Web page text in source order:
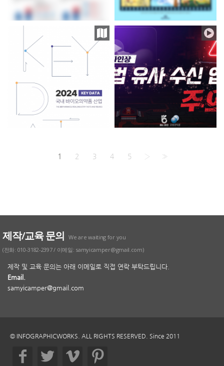
1 2 3 4 5 › »
제작/교육 문의
We are waiting for you
(전화: 010-3182-2397 / 이메일: samyicamper@gmail.com)
제작 및 교육 문의는 아래 이메일로 직접 연락 부탁드립니다.
Email.
samyicamper@gmail.com
© INFOGRAPHICWORKS. ALL RIGHTS RESERVED. Since 2011